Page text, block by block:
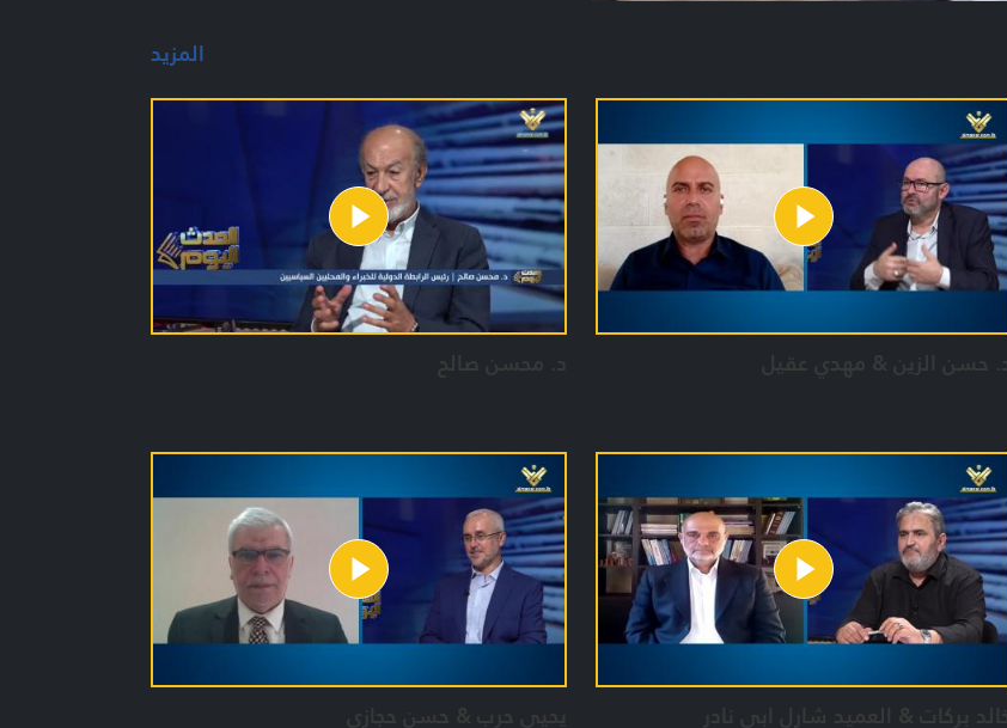
المزيد
د. حسن الزين & مهدي عقيل د. محسن صالح
خالد بركات & العميد شارل ابي نادر يحيى حرب & حسن حجازي